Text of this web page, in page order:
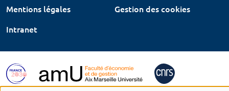
Mentions légales
Gestion des cookies
Intranet